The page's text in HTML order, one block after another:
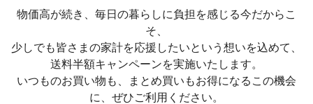
物価高が続き、毎日の暮らしに負担を感じる今だからこ
そ、
少しでも皆さまの家計を応援したいという想いを込めて、
送料半額キャンペーンを実施いたします。
いつものお買い物も、まとめ買いもお得になるこの機会
に、ぜひご利用ください。